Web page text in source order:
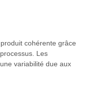
cohérente grâce
Les
variabilité due aux